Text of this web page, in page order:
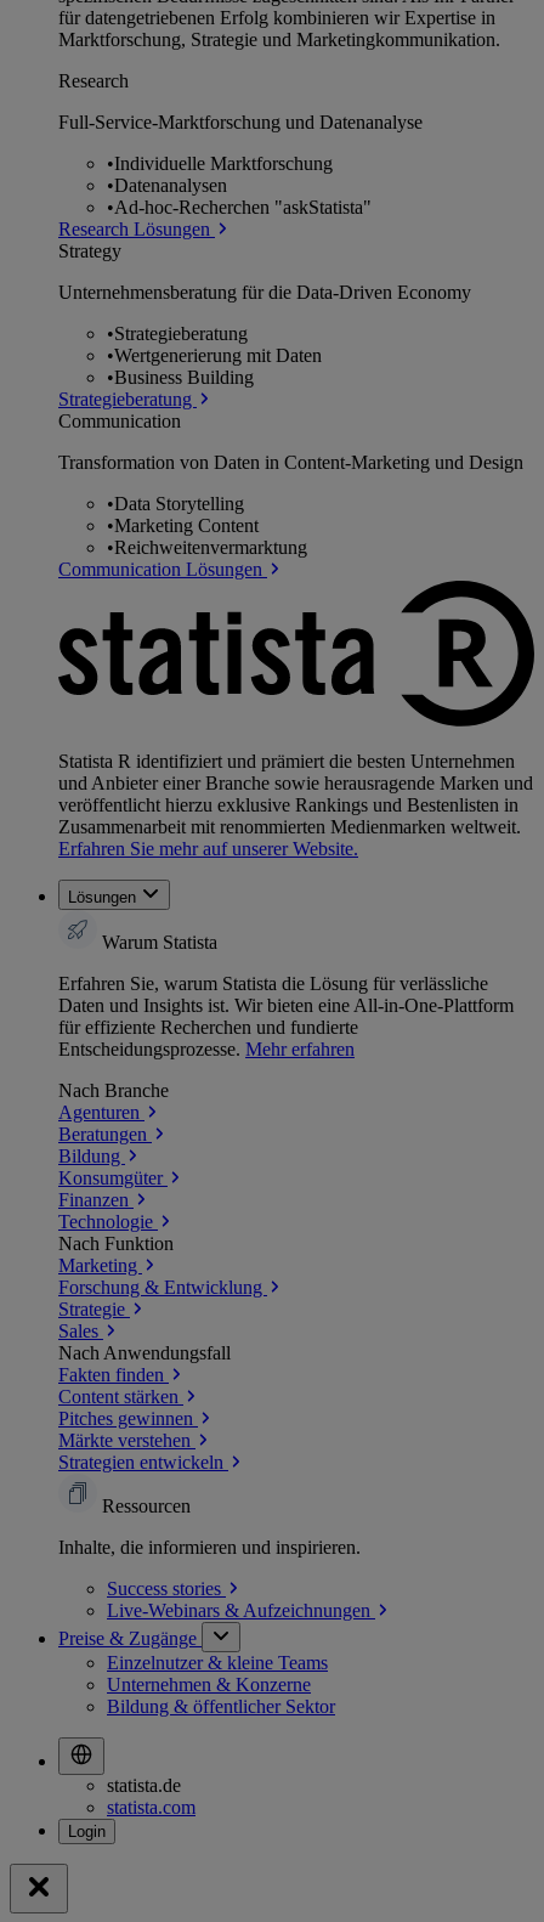
für datengetriebenen Erfolg kombinieren wir Expertise in
Marktforschung, Strategie und Marketingkommunikation.
Research
Full-Service-Marktforschung und Datenanalyse
•Individuelle Marktforschung
•Datenanalysen
•Ad-hoc-Recherchen "askStatista"
Research Lösungen
Strategy
Unternehmens­beratung für die Data-Driven Economy
•Strategieberatung
•Wertgenerierung mit Daten
•Business Building
Strategieberatung
Communication
Transformation von Daten in Content-Marketing und Design
•Data Storytelling
•Marketing Content
•Reichweitenvermarktung
Communication Lösungen
Statista R identifiziert und prämiert die besten Unternehmen
und Anbieter einer Branche sowie herausragende Marken und
veröffentlicht hierzu exklusive Rankings und Bestenlisten in
Zusammenarbeit mit renommierten Medienmarken weltweit.
Erfahren Sie mehr auf unserer Website.
Lösungen
Warum Statista
Erfahren Sie, warum Statista die Lösung für verlässliche
Daten und Insights ist. Wir bieten eine All-in-One-Plattform
für effiziente Recherchen und fundierte
Entscheidungsprozesse. Mehr erfahren
Nach Branche
Agenturen
Beratungen
Bildung
Konsumgüter
Finanzen
Technologie
Nach Funktion
Marketing
Forschung & Entwicklung
Strategie
Sales
Nach Anwendungsfall
Fakten finden
Content stärken
Pitches gewinnen
Märkte verstehen
Strategien entwickeln
Ressourcen
Inhalte, die informieren und inspirieren.
Success stories
Live-Webinars & Aufzeichnungen
Preise & Zugänge
Einzelnutzer & kleine Teams
Unternehmen & Konzerne
Bildung & öffentlicher Sektor
statista.de
statista.com